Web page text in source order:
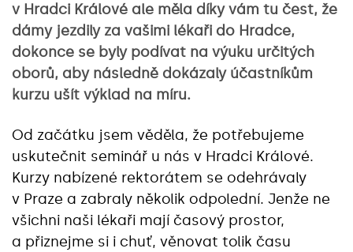
v Hradci Králové ale měla díky vám tu čest, že
dámy jezdily za vašimi lékaři do Hradce,
dokonce se byly podívat na výuku určitých
oborů, aby následně dokázaly účastníkům
kurzu ušít výklad na míru.
Od začátku jsem věděla, že potřebujeme
uskutečnit seminář u nás v Hradci Králové.
Kurzy nabízené rektorátem se odehrávaly
v Praze a zabraly několik odpolední. Jenže ne
všichni naši lékaři mají časový prostor,
a přiznejme si i chuť, věnovat tolik času